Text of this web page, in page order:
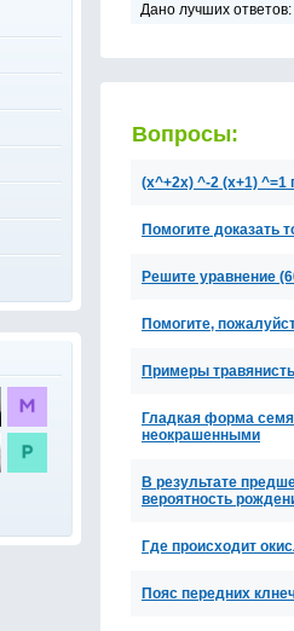
Дано лучших ответов:
Вопросы:
(x^+2x) ^-2 (x+1) ^=1
Помогите доказать
Решите уравнение
Помогите,
Примеры
Гладкая форма
неокрашенными
В результате
вероятность
Где происходит
Пояс передних